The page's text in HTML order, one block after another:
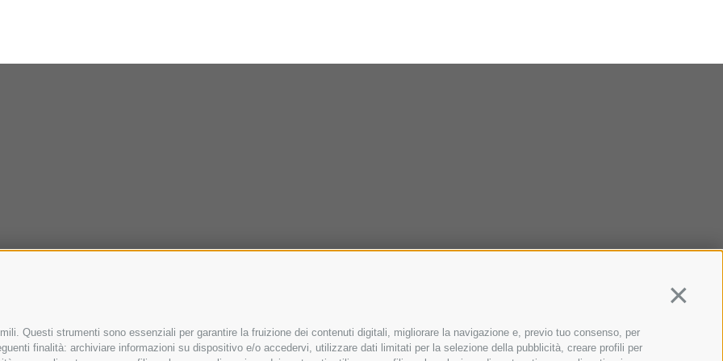
Questi strumenti sono essenziali per garantire la fruizione dei contenuti digitali, migliorare la navigazione e, previo tuo consenso, per
finalità: archiviare informazioni su dispositivo e/o accedervi, utilizzare dati limitati per la selezione della pubblicità, creare profili per